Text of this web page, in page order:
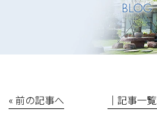
BLOG
« 前の記事へ │記事一